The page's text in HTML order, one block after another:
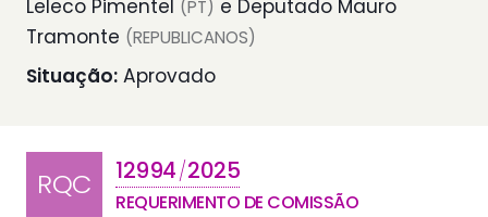
Leleco Pimentel (PT) e Deputado Mauro
Tramonte (REPUBLICANOS)
Situação: Aprovado
RQC 12994/2025
REQUERIMENTO DE COMISSÃO